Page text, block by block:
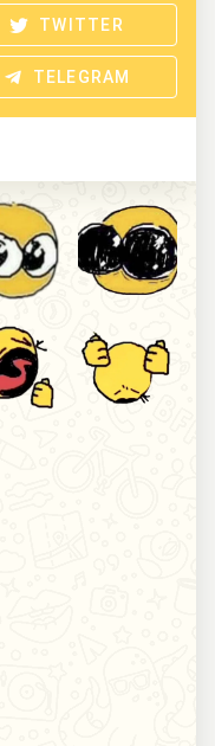
TWITTER
TELEGRAM